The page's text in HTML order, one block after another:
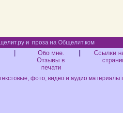
и проза на Общелит.ком
Обо мне.
Отзывы в
печати
Ссылки
фото, видео и аудио